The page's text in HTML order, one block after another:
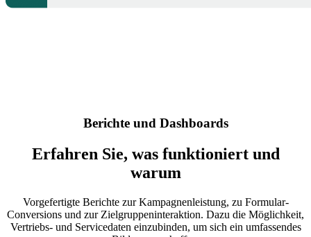
Berichte und Dashboards
Erfahren Sie, was funktioniert und
warum
Vorgefertigte Berichte zur Kampagnenleistung, zu Formular-
Conversions und zur Zielgruppeninteraktion. Dazu die Möglichkeit,
Vertriebs- und Servicedaten einzubinden, um sich ein umfassendes